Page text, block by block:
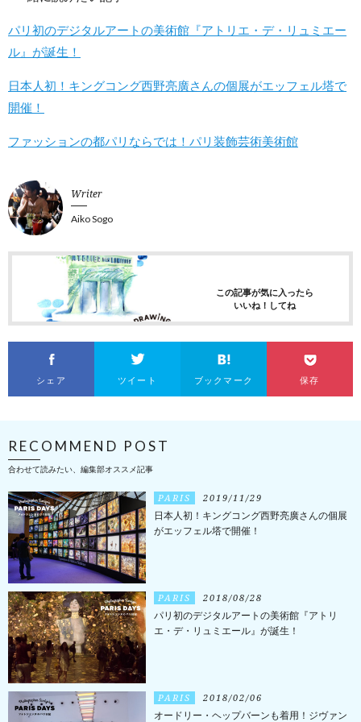
パリ初のデジタルアートの美術館『アトリエ・デ・リュミエー
ル』が誕生！
日本人初！キングコング西野亮廣さんの個展がエッフェル塔で
開催！
ファッションの都パリならでは！パリ装飾芸術美術館
Writer
Aiko Sogo
この記事が気に入ったら
いいね！してね
シェア ツイート ブックマーク 保存
RECOMMEND POST
合わせて読みたい、編集部オススメ記事
PARIS 2019/11/29
日本人初！キングコング西野亮廣さんの個展
がエッフェル塔で開催！
PARIS 2018/08/28
パリ初のデジタルアートの美術館『アトリ
エ・デ・リュミエール』が誕生！
PARIS 2018/02/06
オードリー・ヘップバーンも着用！ジヴァン